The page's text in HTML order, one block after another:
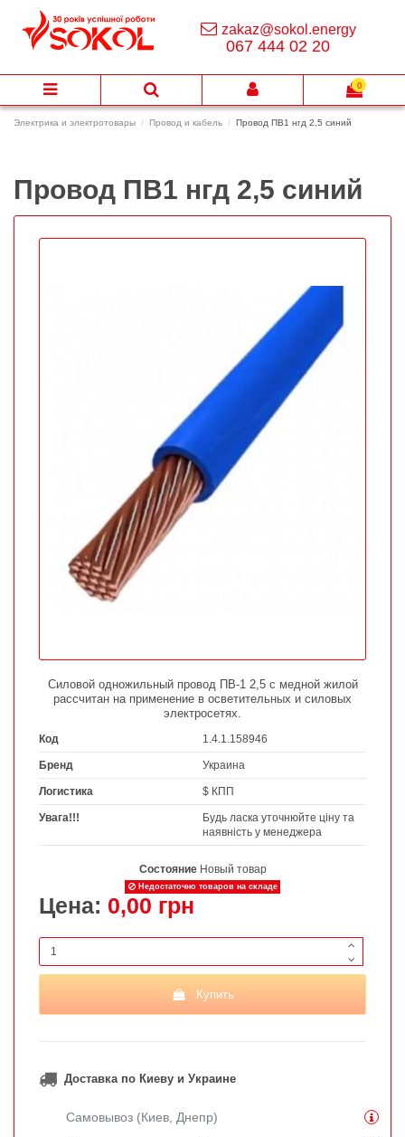
Электрика и электротовары Провод и кабель Провод ПВ1 нгд 2,5 синий
Провод ПВ1 нгд 2,5 синий
Силовой одножильный провод ПВ-1 2,5 с медной жилой
рассчитан на применение в осветительных и силовых
электросетях.
Код 1.4.1.158946
Бренд Украина
Логистика $ КПП
Увага!!!
Будь ласка уточнюйте ціну та
наявність у менеджера
Состояние Новый товар
Недостаточно товаров на складе
Цена: 0,00 грн
Купить
Доставка по Киеву и Украине
Самовывоз (Киев, Днепр)
zakaz@sokol.energy
067 444 02 20
0